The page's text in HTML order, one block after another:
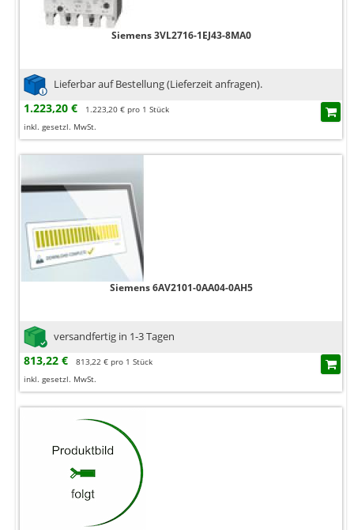
Siemens 3VL2716-1EJ43-8MA0
Lieferbar auf Bestellung (Lieferzeit anfragen).
1.223,20 €
1.223,20 € pro 1 Stück
inkl. gesetzl. MwSt.
Siemens 6AV2101-0AA04-0AH5
versandfertig in 1-3 Tagen
813,22 €
813,22 € pro 1 Stück
inkl. gesetzl. MwSt.